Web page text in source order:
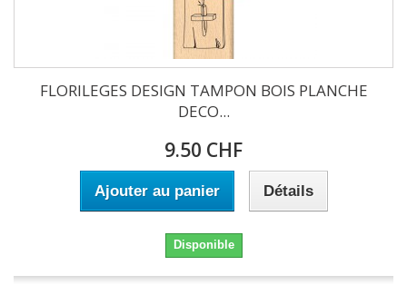
FLORILEGES DESIGN TAMPON BOIS PLANCHE
DECO...
9.50 CHF
Ajouter au panier Détails
Disponible